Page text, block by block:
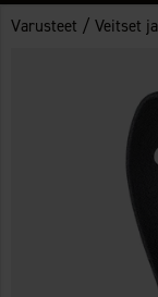
Varusteet /Veitset